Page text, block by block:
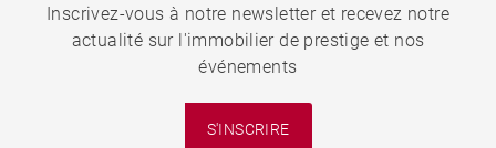
Inscrivez-vous à notre newsletter et recevez notre
actualité sur l'immobilier de prestige et nos
événements
S'INSCRIRE